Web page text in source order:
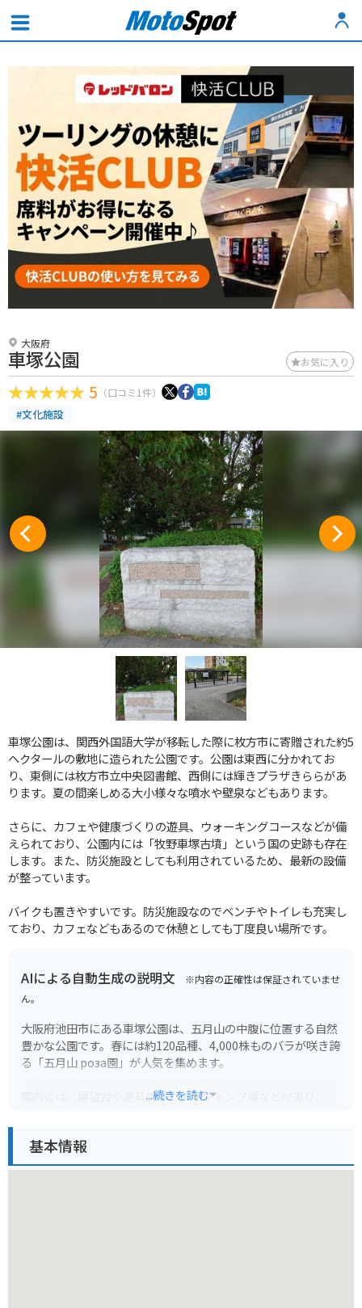
大阪府
車塚公園 お気に入り
5 （口コミ1件）
#文化施設
車塚公園は、関西外国語大学が移転した際に枚方市に寄贈された約5
ヘクタールの敷地に造られた公園です。公園は東西に分かれてお
り、東側には枚方市立中央図書館、西側には輝きプラザきららがあ
ります。夏の間楽しめる大小様々な噴水や壁泉などもあります。
さらに、カフェや健康づくりの遊具、ウォーキングコースなどが備
えられており、公園内には「牧野車塚古墳」という国の史跡も存在
します。また、防災施設としても利用されているため、最新の設備
が整っています。
バイクも置きやすいです。防災施設なのでベンチやトイレも充実し
ており、カフェなどもあるので休憩としても丁度良い場所です。
AIによる自動生成の説明文 ※内容の正確性は保証されていませ
ん。
大阪府池田市にある車塚公園は、五月山の中腹に位置する自然
豊かな公園です。春には約120品種、4,000株ものバラが咲き誇
る「五月山 роза園」が人気を集めます。
園内には、展望台や遊具広場、デイキャンプ場などがあり、家
バイクでお訪れる場合は、公園内の駐車場が利用できます。五
...続きを読む
基本情報